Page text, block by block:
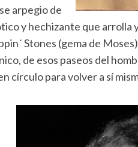
arpegio de
y hechizante que arrolla
Stones (gema de
de esos paseos del
círculo para volver a sí